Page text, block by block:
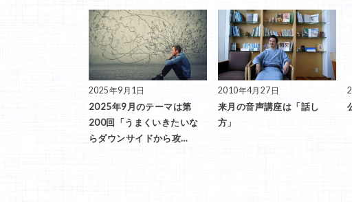
2025年9月1日
2025年9月のテーマは第
200回「うまくいきたいな
らダウンサイドから攻…
2010年4月27日
来月の音声講座は「話し
方」